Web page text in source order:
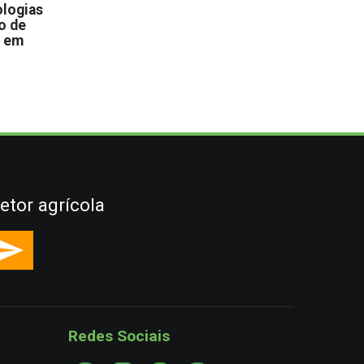
de
agrícola
Redes Sociais